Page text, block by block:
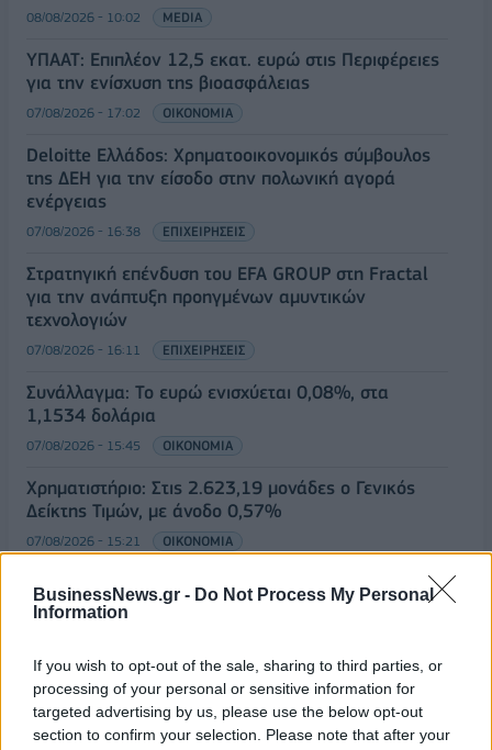
BusinessNews.gr - Do Not Process My Personal
Information
If you wish to opt-out of the sale, sharing to third parties, or
processing of your personal or sensitive information for
targeted advertising by us, please use the below opt-out
section to confirm your selection. Please note that after your
08/08/2026 - 10:02 MEDIA
ΥΠΑΑΤ: Επιπλέον 12,5 εκατ. ευρώ στις Περιφέρειες
για την ενίσχυση της βιοασφάλειας
07/08/2026 - 17:02 ΟΙΚΟΝΟΜΙΑ
Deloitte Ελλάδος: Χρηματοοικονομικός σύμβουλος
της ΔΕΗ για την είσοδο στην πολωνική αγορά
ενέργειας
07/08/2026 - 16:38 ΕΠΙΧΕΙΡΗΣΕΙΣ
Στρατηγική επένδυση του EFA GROUP στη Fractal
για την ανάπτυξη προηγμένων αμυντικών
τεχνολογιών
07/08/2026 - 16:11 ΕΠΙΧΕΙΡΗΣΕΙΣ
Συνάλλαγμα: Το ευρώ ενισχύεται 0,08%, στα
1,1534 δολάρια
07/08/2026 - 15:45 ΟΙΚΟΝΟΜΙΑ
Χρηματιστήριο: Στις 2.623,19 μονάδες ο Γενικός
Δείκτης Τιμών, με άνοδο 0,57%
07/08/2026 - 15:21 ΟΙΚΟΝΟΜΙΑ
Νέο κύμα καύσωνα στην Ευρώπη – Θερμοκρασίες
άνω των 40°C σε Ιταλία, Ισπανία και Βαλκάνια
Fourlis: Συμφωνία για την πώληση συμμετοχής στο
Sofia South Ring Mall έναντι 49,35 εκατ. ευρώ
07/08/2026 - 14:39 ΕΠΙΧΕΙΡΗΣΕΙΣ
ΟΛΕΣ ΟΙ ΕΙΔΗΣΕΙΣ